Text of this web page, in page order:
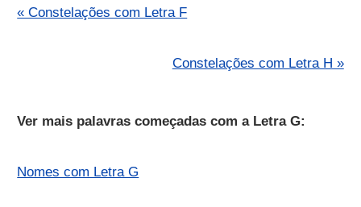
« Constelações com Letra F
Constelações com Letra H »
Ver mais palavras começadas com a Letra G:
Nomes com Letra G